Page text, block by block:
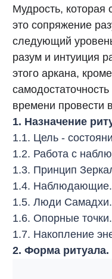
Мудрость, которая
это сопряжение
следующий
разум и интуиция
этого аркана,
времени провести
1. Назначение
1.1. Цель -
1.2. Работа с
1.3. Принцип
1.4. Наблюдающие.
1.5. Люди Самадхи.
1.6. Опорные точки.
1.7. Накопление
2. Форма ритуала.